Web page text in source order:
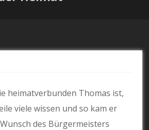
heimatverbunden Thomas ist,
viele wissen und so kam er
des Bürgermeisters